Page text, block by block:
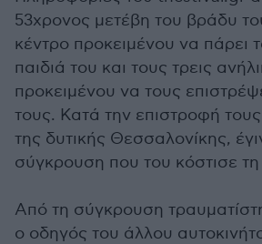
53χρονος μετέβη του βράδυ
κέντρο προκειμένου να πάρει
παιδιά του και τους τρεις
προκειμένου να τους
τους. Κατά την επιστροφή
της δυτικής Θεσσαλονίκης,
σύγκρουση που του κόστισε
Από τη σύγκρουση
ο οδηγός του άλλου